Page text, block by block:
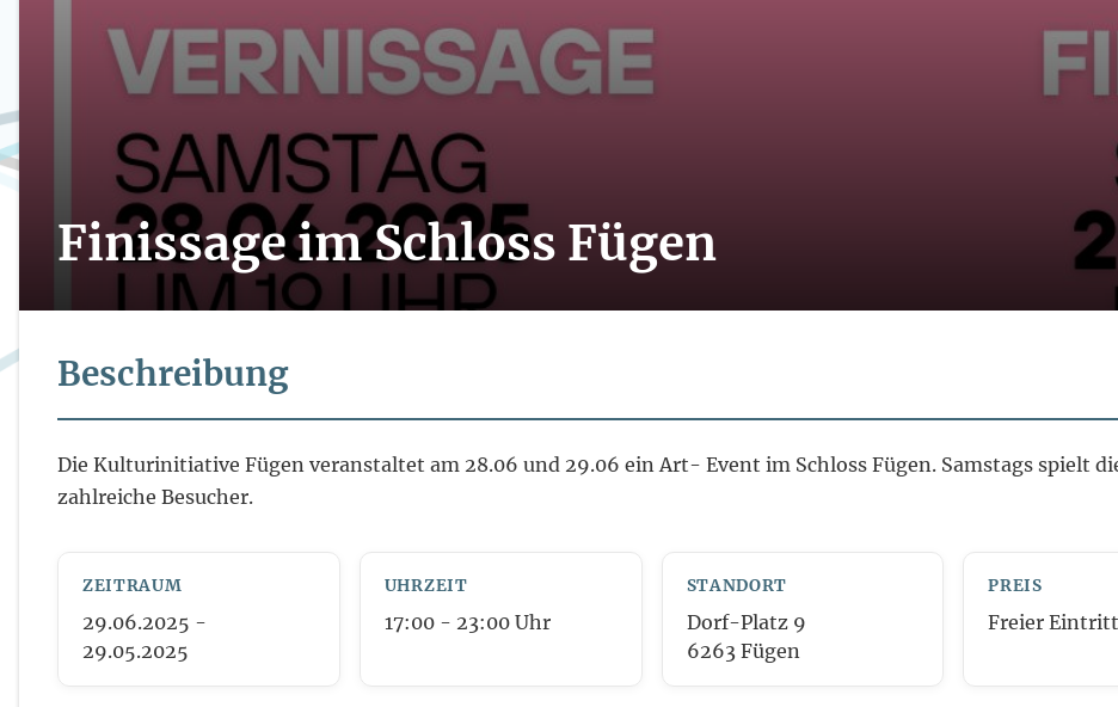
Finissage im Schloss Fügen
Beschreibung
Die Kulturinitiative Fügen veranstaltet am 28.06 und 29.06 ein Art- Event im Schloss Fügen. Samstags spielt
zahlreiche Besucher.
ZEITRAUM
29.06.2025 -
29.05.2025
UHRZEIT
17:00- 23:00Uhr
STANDORT
Dorf-Platz 9
6263 Fügen
PREIS
Freier Eintritt